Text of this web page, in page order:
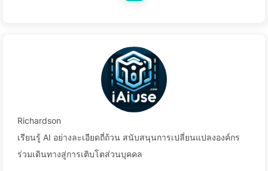
Richardson
เรียนรู้ AI อย่างละเอียดถี่ถ้วน สนับสนุนการเปลี่ยนแปลงองค์กร
ร่วมเดินทางสู่การเติบโตส่วนบุคคล